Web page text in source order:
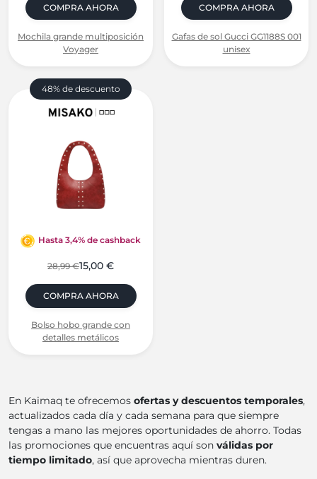
COMPRA AHORA
Mochila grande multiposición
Voyager
COMPRA AHORA
Gafas de sol Gucci GG1188S 001
unisex
48% de descuento
Hasta 3,4% de cashback
28,99 €15,00 €
COMPRA AHORA
Bolso hobo grande con
detalles metálicos
En Kaimaq te ofrecemos ofertas y descuentos temporales,
actualizados cada día y cada semana para que siempre
tengas a mano las mejores oportunidades de ahorro. Todas
las promociones que encuentras aquí son válidas por
tiempo limitado, así que aprovecha mientras duren.